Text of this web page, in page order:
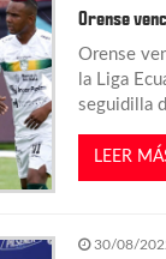
Orense
Orense
la Liga
seguidilla
LEER
30/08/